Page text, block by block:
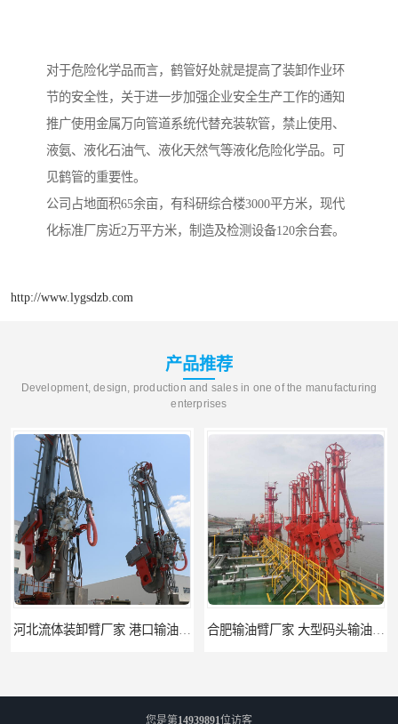
对于危险化学品而言，鹤管好处就是提高了装卸作业环
节的安全性，关于进一步加强企业安全生产工作的通知
推广使用金属万向管道系统代替充装软管，禁止使用、
液氨、液化石油气、液化天然气等液化危险化学品。可
见鹤管的重要性。
公司占地面积65余亩，有科研综合楼3000平方米，现代
化标准厂房近2万平方米，制造及检测设备120余台套。
http://www.lygsdzb.com
产品推荐
Development, design, production and sales in one of the manufacturing
enterprises
河北流体装卸臂厂家 港口输油臂 节能环保 合肥输油臂厂家 大型码头输油臂 输油臂安装
您是第14939891位访客